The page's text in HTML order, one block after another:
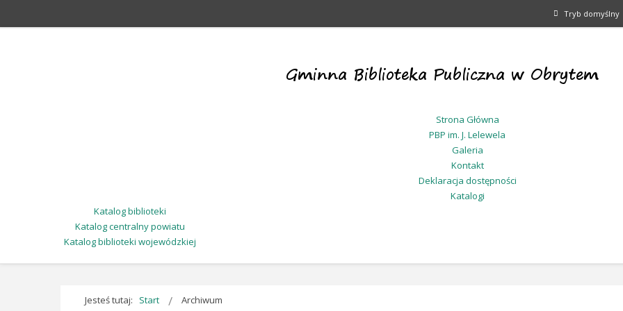
Tryb domyślny
Strona Główna
PBP im. J. Lelewela
Galeria
Kontakt
Deklaracja dostępności
Katalogi
Katalog biblioteki
Katalog centralny powiatu
Katalog biblioteki wojewódzkiej
Jesteś tutaj: Start Archiwum